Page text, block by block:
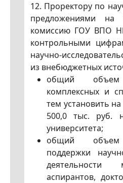
12. Проректору по
предложениями на
комиссию ГОУ ВПО
контрольными
научно-
из внебюджетных
общий объем
комплексных и
тем установить
500,0 тыс. руб.
университета;
общий объем
поддержки
деятельности
аспирантов,